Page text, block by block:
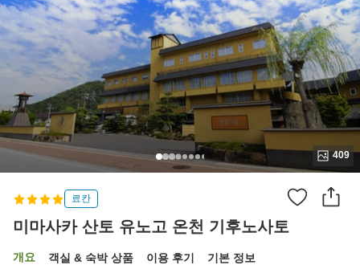
409
료칸
미마사카 산토 유노고 온천 기후노사토
개요 객실 & 숙박 상품 이용 후기 기본 정보